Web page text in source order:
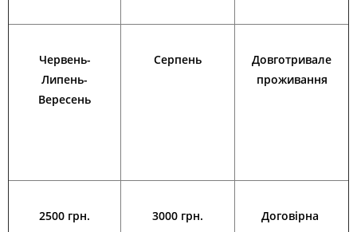
Червень-
Липень-
Вересень
Серпень
Довготривале
проживання
2500 грн. 3000 грн. Договірна